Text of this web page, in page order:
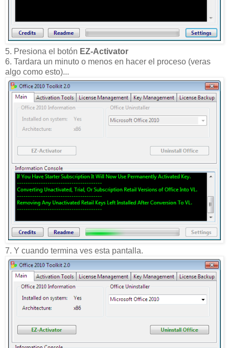
5. Presiona el botón EZ-Activator
6. Tardara un minuto o menos en hacer el proceso (veras
algo como esto)...
7. Y cuando termina ves esta pantalla.